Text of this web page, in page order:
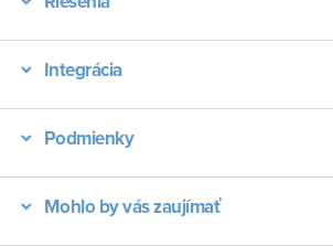
Integrácia
Podmienky
Mohlo by vás zaujímať